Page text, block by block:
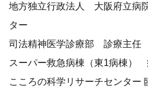
地方独立行政法人 大阪府立病
ター
司法精神医学診療部 診療主任
スーパー救急病棟（東1病棟）
こころの科学リサーチセンター